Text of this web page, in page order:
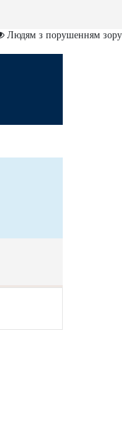
Людям з порушенням зору